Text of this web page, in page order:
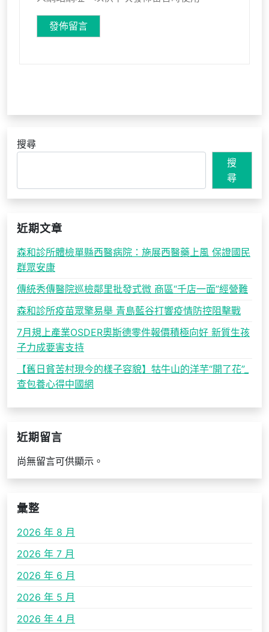
搜尋
搜
尋
近期文章
森和診所體檢單縣西醫病院：施展西醫藥上風 保證國民
群眾安康
傳統秀傳醫院巡檢鄰里批發式微 商區“千店一面”經營難
森和診所疫苗眾擎易舉 青島藍谷打響疫情防控阻擊戰
7月規上產業OSDER奧斯德零件報價積極向好 新質生孩
子力成要害支持
【舊日貧苦村現今的樣子容貌】牯牛山的洋芋“開了花”_
查包養心得中國網
近期留言
尚無留言可供顯示。
彙整
2026 年 8 月
2026 年 7 月
2026 年 6 月
2026 年 5 月
2026 年 4 月